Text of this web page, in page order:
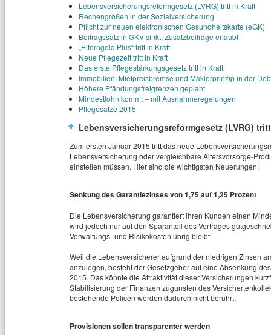
Lebensversicherungsreformgesetz (LVRG) tritt in Kraft
Rechengrößen in der Sozialversicherung
Pflicht zur neuen elektronischen Gesundheitskarte (eGK)
Beitragssatz in GKV sinkt, Zusatzbeiträge erlaubt
„Elterngeld Plus“ tritt in Kraft
Neue Pflegezeit tritt in Kraft
Das erste Pflegestärkungsgesetz tritt in Kraft
Immobilien: Mietpreisbremse und Maklerprinzip in der
Höhere Pfändungsfreigrenzen geplant
Mindestlohn kommt – mit Ausnahmeregelungen
Pflegesätze 2015
Lebensversicherungsreformgesetz (LVRG)
Zum ersten Januar 2015 tritt das neue
Lebensversicherung oder vergleichbare Altersvorsorge-
einstellen müssen. Hier sind die wichtigsten Neuerungen:
Senkung des Garantiezinses von 1,75 auf 1,25 Prozent
Die Lebensversicherung garantiert ihren Kunden einen
wird jedoch nur auf den Sparanteil des Vertrages
Verwaltungs- und Risikokosten übrig bleibt.
Weil die Lebensversicherer aufgrund der niedrigen Zinsen
anzulegen, besteht der Gesetzgeber auf eine Absenkung
2015. Das könnte die Attraktivität dieser Versicherungen
Stabilisierung der Finanzen zugunsten des
bestehende Policen werden dadurch nicht berührt.
Provisionen sollen transparenter werden